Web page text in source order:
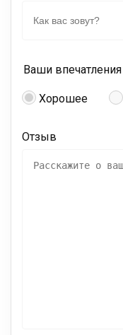
Ваши впечатления
Хорошее
Отзыв